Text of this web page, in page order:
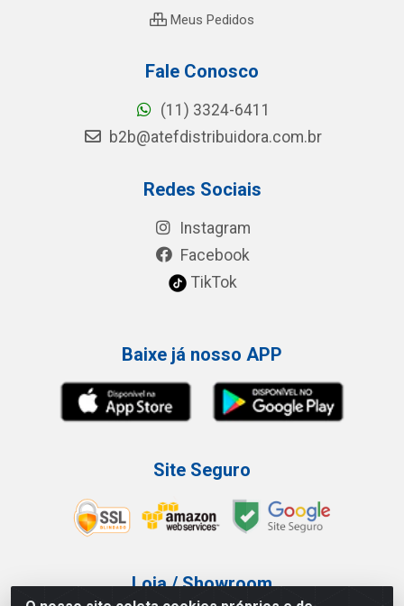
Meus Pedidos
Fale Conosco
(11) 3324-6411
b2b@atefdistribuidora.com.br
Redes Sociais
Instagram
Facebook
TikTok
Baixe já nosso APP
Site Seguro
Loja / Showroom